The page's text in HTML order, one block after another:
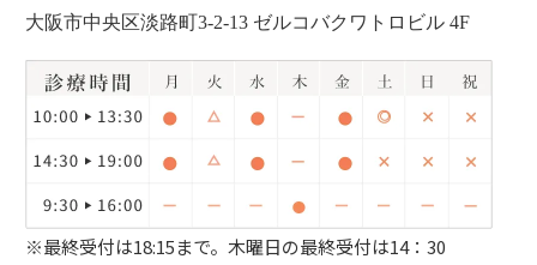
大阪市中央区淡路町3-2-13 ゼルコバクワトロビル 4F
※最終受付は18:15まで。 木曜日の最終受付は14：30